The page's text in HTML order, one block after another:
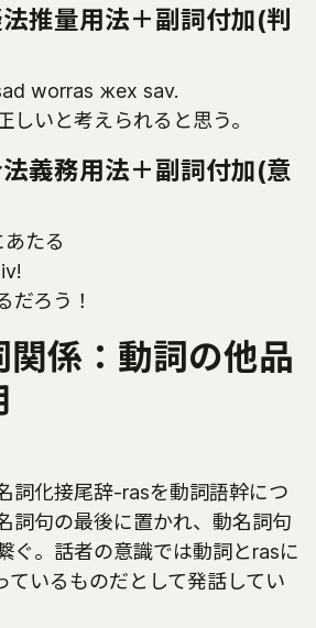
推量用法＋副詞付加(判
worras жex sav.
しいと考えられると思う。
義務用法＋副詞付加(意
たる
だろう！
関係：動詞の他品
詞化接尾辞-rasを動詞語幹につ
詞句の最後に置かれ、動名詞句
ぐ。話者の意識では動詞とrasに
ているものだとして発話してい